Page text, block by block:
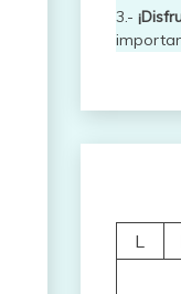
3.-
L